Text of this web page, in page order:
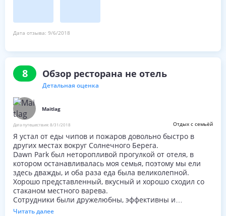
Дата отзыва: 9/6/2018
8 Обзор ресторана не отель
Детальная оценка
Maitlag
Дата путешествия:8/31/2018 Отдых с семьёй
Я устал от еды чипов и пожаров довольно быстро в
других местах вокруг Солнечного Берега.
Dawn Park был неторопливой прогулкой от отеля, в
котором останавливалась моя семья, поэтому мы ели
здесь дважды, и оба раза еда была великолепной.
Хорошо представленный, вкусный и хорошо сходил со
стаканом местного варева.
Сотрудники были дружелюбны, эффективны и
приветливы.
Читать далее